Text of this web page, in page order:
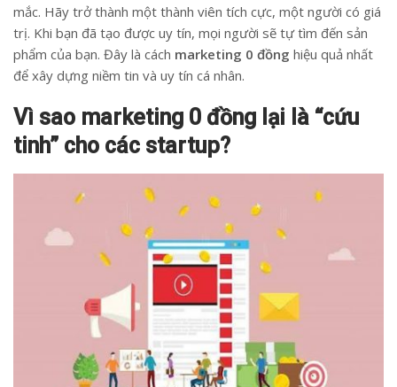
mắc. Hãy trở thành một thành viên tích cực, một người có giá
trị. Khi bạn đã tạo được uy tín, mọi người sẽ tự tìm đến sản
phẩm của bạn. Đây là cách marketing 0 đồng hiệu quả nhất
để xây dựng niềm tin và uy tín cá nhân.
Vì sao marketing 0 đồng lại là “cứu
tinh” cho các startup?